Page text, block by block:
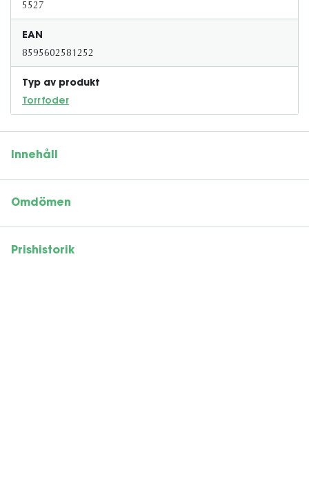
5527
EAN
8595602581252
Typ av produkt
Torrfoder
Innehåll
Omdömen
Prishistorik